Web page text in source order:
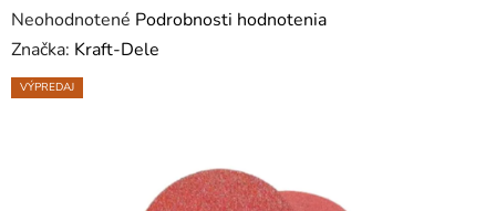
Priemerné
hodnotenie
produktu
Neohodnotené Podrobnosti hodnotenia
Značka: Kraft-Dele
VÝPREDAJ